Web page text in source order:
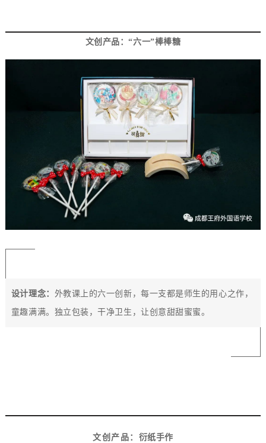
文创产品：“六一”棒棒糖
设计理念： 外教课上的六一创新 ，每一支都是师生的用心之作，
童趣满满。独立包装，干净卫生，让创意甜甜蜜蜜。
文创产品： 衍纸手作